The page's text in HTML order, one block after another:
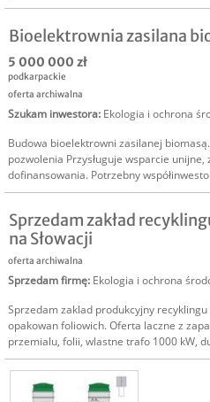
Bioelektrownia zasilana
5 000 000 zł
podkarpackie
oferta archiwalna
Szukam inwestora: Ekologia i ochrona
Budowa bioelektrowni zasilanej
pozwolenia Przysługuje wsparcie unijne,
dofinansowania. Potrzebny
Sprzedam zakład
na Słowacji
oferta archiwalna
Sprzedam firmę: Ekologia i ochrona
Sprzedam zaklad produkcyjny
opakowan foliowich. Oferta laczne z
przemialu, folii, wlastne trafo 1000 kW,